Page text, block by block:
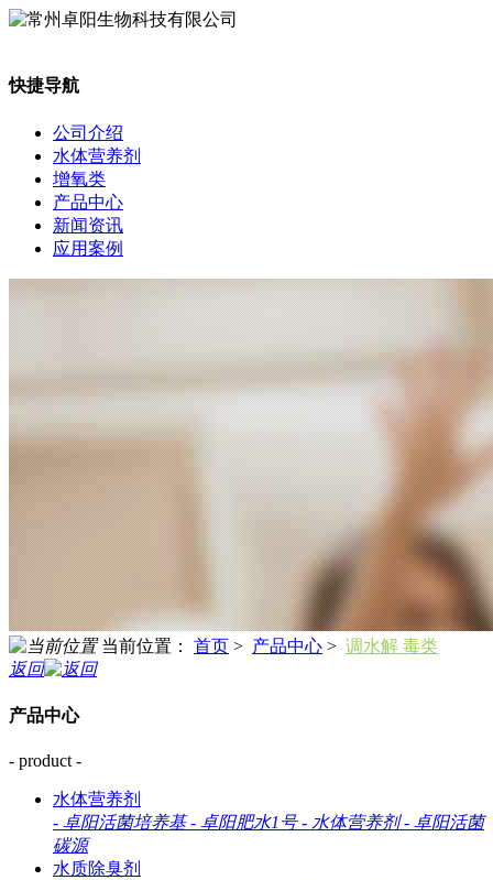
快捷导航
公司介绍
水体营养剂
增氧类
产品中心
新闻资讯
应用案例
当前位置： 首页 > 产品中心 > 调水解 毒类
返回
产品中心
- product -
水体营养剂
- 卓阳活菌培养基 - 卓阳肥水1号 - 水体营养剂 - 卓阳活菌
碳源
水质除臭剂